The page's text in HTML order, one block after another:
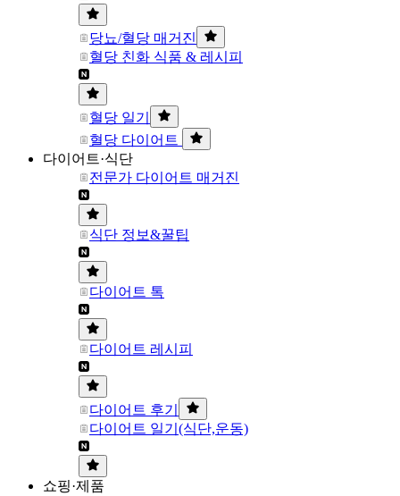
당뇨/혈당 매거진
혈당 친화 식품 & 레시피
혈당 일기
혈당 다이어트
다이어트·식단
전문가 다이어트 매거진
식단 정보&꿀팁
다이어트 톡
다이어트 레시피
다이어트 후기
다이어트 일기(식단,운동)
쇼핑·제품